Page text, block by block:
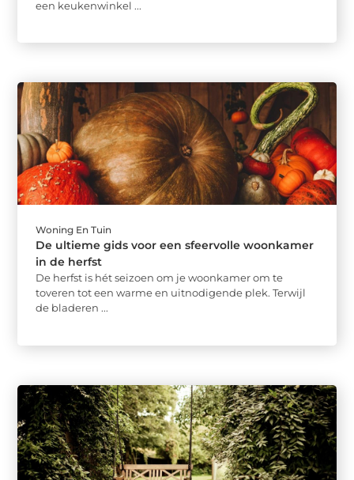
een keukenwinkel ...
Woning En Tuin
De ultieme gids voor een sfeervolle woonkamer
in de herfst
De herfst is hét seizoen om je woonkamer om te
toveren tot een warme en uitnodigende plek. Terwijl
de bladeren ...